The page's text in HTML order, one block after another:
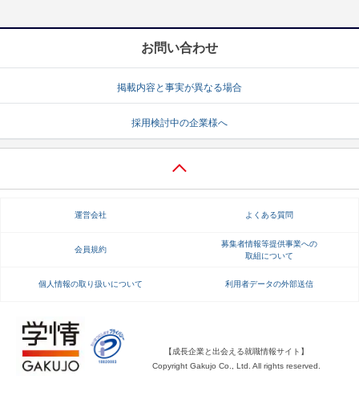
就活ノウハウ・サポート
就活支援
就活ノウハウが満載！ お役立ち記事・相談室など
適職診断 就活チャンネル
お問い合わせ
掲載内容と事実が異なる場合
採用検討中の企業様へ
運営会社 よくある質問
会員規約
募集者情報等提供事業への
取組について
個人情報の取り扱いについて 利用者データの外部送信
【成長企業と出会える就職情報サイト】
Copyright Gakujo Co., Ltd. All rights reserved.